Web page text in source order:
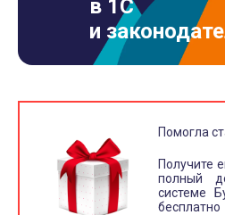
в 1С
и
Помогла
Получите
полный
системе
бесплатно